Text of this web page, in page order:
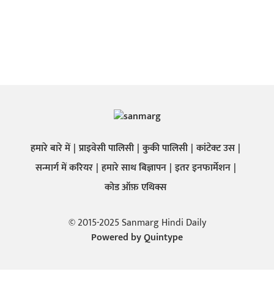
हमारे बारे में प्राइवेसी पालिसी कुकी पालिसी कांटेक्ट उस
सन्मार्ग में करियर हमारे साथ बिज्ञापन इतर इनफार्मेशन
कोड ऑफ़ एथिक्स
© 2015-2025 Sanmarg Hindi Daily
Powered byQuintype